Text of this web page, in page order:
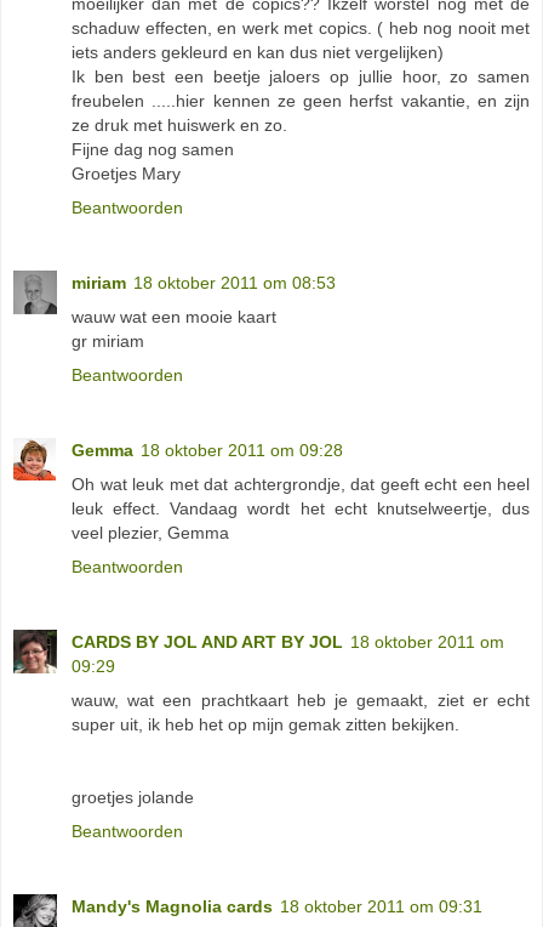
moeilijker dan met de copics?? Ikzelf worstel nog met de
schaduw effecten, en werk met copics. ( heb nog nooit met
iets anders gekleurd en kan dus niet vergelijken)
Ik ben best een beetje jaloers op jullie hoor, zo samen
freubelen .....hier kennen ze geen herfst vakantie, en zijn
ze druk met huiswerk en zo.
Fijne dag nog samen
Groetjes Mary
Beantwoorden
miriam 18 oktober 2011 om 08:53
wauw wat een mooie kaart
gr miriam
Beantwoorden
Gemma 18 oktober 2011 om 09:28
Oh wat leuk met dat achtergrondje, dat geeft echt een heel
leuk effect. Vandaag wordt het echt knutselweertje, dus
veel plezier, Gemma
Beantwoorden
CARDS BY JOL AND ART BY JOL 18 oktober 2011 om
09:29
wauw, wat een prachtkaart heb je gemaakt, ziet er echt
super uit, ik heb het op mijn gemak zitten bekijken.
groetjes jolande
Beantwoorden
Mandy's Magnolia cards 18 oktober 2011 om 09:31